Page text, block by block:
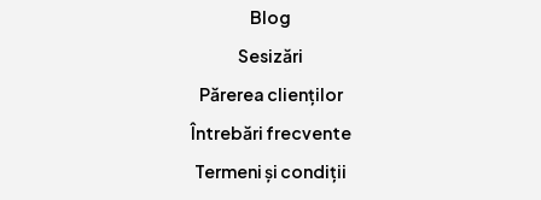
Blog
Sesizări
Părerea clienților
Întrebări frecvente
Termeni și condiții